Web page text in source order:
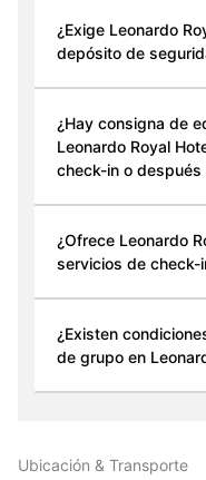
¿Exige Leonardo
depósito de
¿Hay consigna de
Leonardo Royal
check-in o después
¿Ofrece Leonardo
servicios de check-
¿Existen
de grupo en
Ubicación & Transporte